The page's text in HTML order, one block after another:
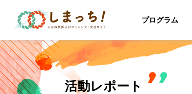
プログラム
活動レポート